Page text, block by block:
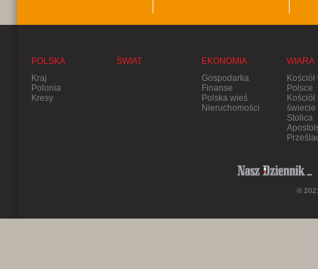
POLSKA
Kraj
Polonia
Kresy
ŚWIAT
EKONOMIA
Gospodarka
Finanse
Polska wieś
Nieruchomości
WIARA
Kościół
Polsce
Kościół
świecie
Stolica
©